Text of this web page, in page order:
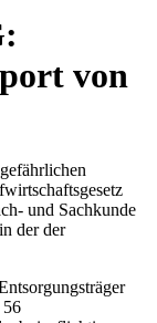
von
und Sachkunde
der der
56